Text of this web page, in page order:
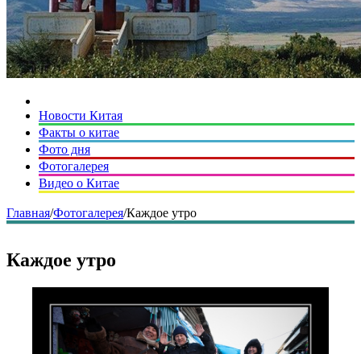
Новости Китая
Факты о китае
Фото дня
Фотогалерея
Видео о Китае
Главная/Фотогалерея/Каждое утро
Каждое утро